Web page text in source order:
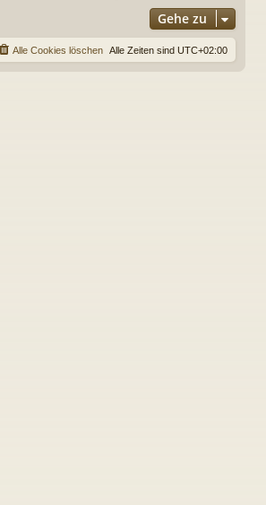
Gehe zu
Alle Zeiten sind UTC+02:00
Alle Cookies löschen